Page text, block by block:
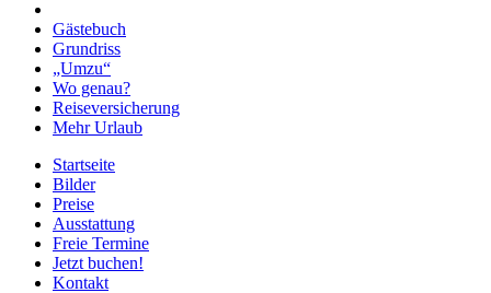
Gästebuch
Grundriss
„Umzu“
Wo genau?
Reiseversicherung
Mehr Urlaub
Startseite
Bilder
Preise
Ausstattung
Freie Termine
Jetzt buchen!
Kontakt